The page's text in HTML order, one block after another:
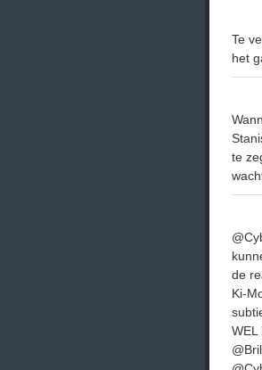
Te
het
te
de
Ki-
WEL